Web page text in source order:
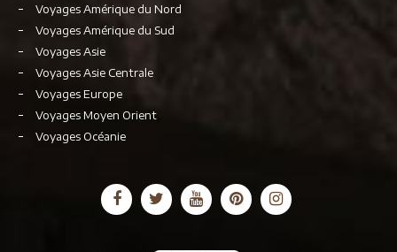
Voyages Amérique du Nord
Voyages Amérique du Sud
Voyages Asie
Voyages Asie Centrale
Voyages Europe
Voyages Moyen Orient
Voyages Océanie